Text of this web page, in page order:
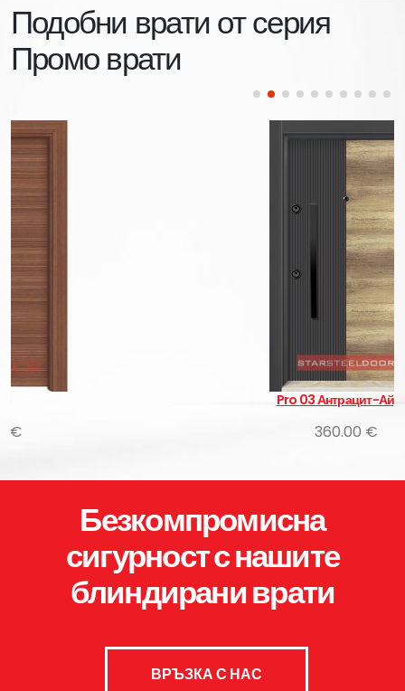
Подобни врати от серия
Промо врати
Pro 03 Антрацит-Айдер
Безкомпромисна
сигурност с нашите
блиндирани врати
ВРЪЗКА С НАС